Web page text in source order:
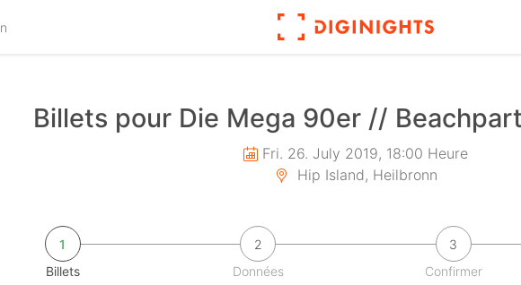
Billets pour Die Mega 90er //
Fri. 26. July 2019, 18:00 Heure
Hip Island, Heilbronn
1
Billets
2
Données
3
Confirmer